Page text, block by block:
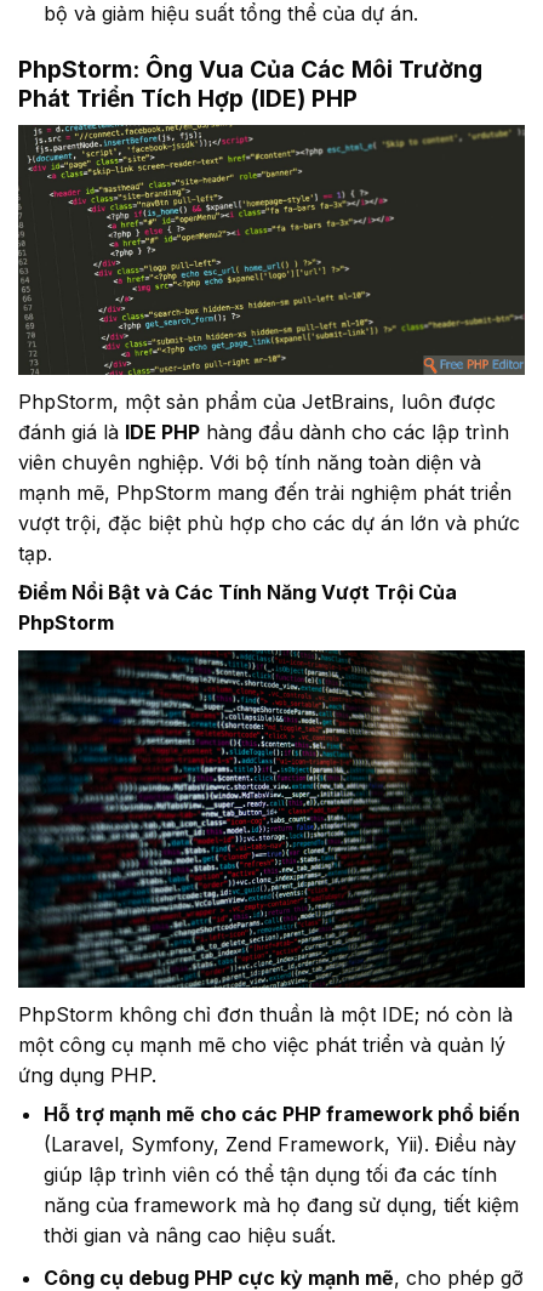
bộ và giảm hiệu suất tổng thể của dự án.
PhpStorm: Ông Vua Của Các Môi Trường
Phát Triển Tích Hợp (IDE) PHP
PhpStorm, một sản phẩm của JetBrains, luôn được
đánh giá là IDE PHP hàng đầu dành cho các lập trình
viên chuyên nghiệp. Với bộ tính năng toàn diện và
mạnh mẽ, PhpStorm mang đến trải nghiệm phát triển
vượt trội, đặc biệt phù hợp cho các dự án lớn và phức
tạp.
Điểm Nổi Bật và Các Tính Năng Vượt Trội Của
PhpStorm
PhpStorm không chỉ đơn thuần là một IDE; nó còn là
một công cụ mạnh mẽ cho việc phát triển và quản lý
ứng dụng PHP.
Hỗ trợ mạnh mẽ cho các PHP framework phổ biến
(Laravel, Symfony, Zend Framework, Yii). Điều này
giúp lập trình viên có thể tận dụng tối đa các tính
năng của framework mà họ đang sử dụng, tiết kiệm
thời gian và nâng cao hiệu suất.
Công cụ debug PHP cực kỳ mạnh mẽ, cho phép gỡ